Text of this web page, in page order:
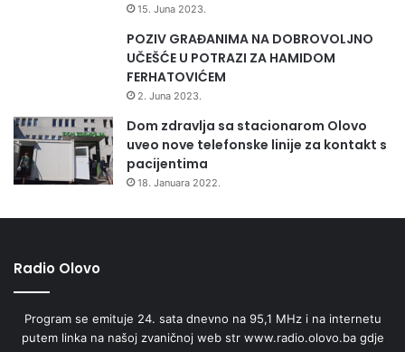
15. Juna 2023.
POZIV GRAĐANIMA NA DOBROVOLJNO
UČEŠĆE U POTRAZI ZA HAMIDOM
FERHATOVIĆEM
2. Juna 2023.
Dom zdravlja sa stacionarom Olovo
uveo nove telefonske linije za kontakt s
pacijentima
18. Januara 2022.
Radio Olovo
Program se emituje 24. sata dnevno na 95,1 MHz i na internetu
putem linka na našoj zvaničnoj web str www.radio.olovo.ba gdje